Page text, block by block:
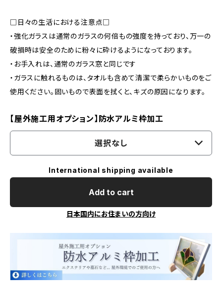
□日々の生活における注意点□
・強化ガラスは通常のガラスの何倍もの強度を持っており、万一の
破損時は安全のために粉々に砕けるようになっております。
・お手入れは、通常のガラス窓と同じです
・ガラスに触れるものは、タオルも含めて清潔で柔らかいものをご
使用ください。固いもので表面を拭くと、キズの原因になります。
【屋外施工用オプション】防水アルミ枠加工
選択なし
International shipping available
Add to cart
日本国内にお住まいの方向け